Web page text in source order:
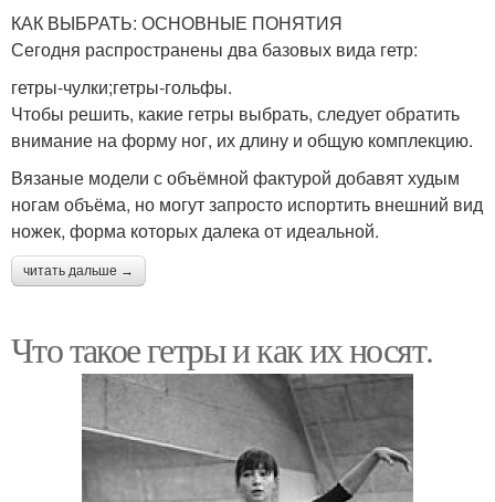
КАК ВЫБРАТЬ: ОСНОВНЫЕ ПОНЯТИЯ
Сегодня распространены два базовых вида гетр:
гетры-чулки;гетры-гольфы.
Чтобы решить, какие гетры выбрать, следует обратить
внимание на форму ног, их длину и общую комплекцию.
Вязаные модели с объёмной фактурой добавят худым
ногам объёма, но могут запросто испортить внешний вид
ножек, форма которых далека от идеальной.
читать дальше →
Что такое гетры и как их носят.